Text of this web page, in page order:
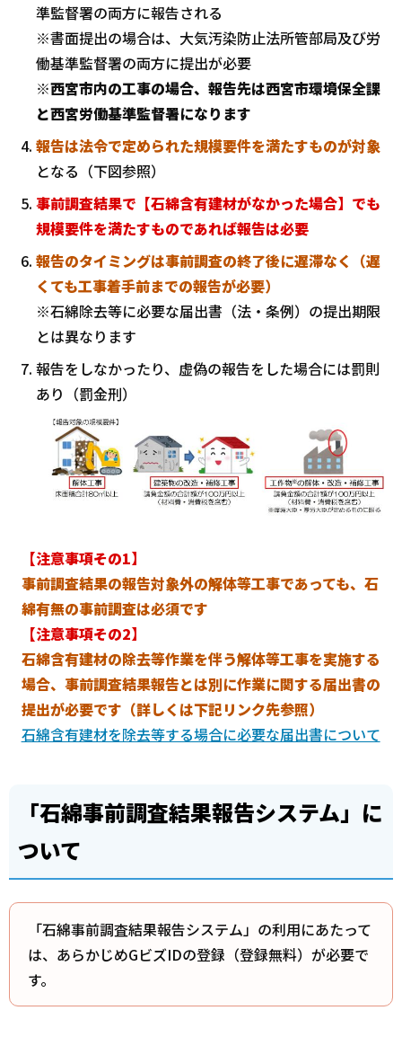
準監督署の両方に報告される
※書面提出の場合は、大気汚染防止法所管部局及び労
働基準監督署の両方に提出が必要
※西宮市内の工事の場合、報告先は西宮市環境保全課
と西宮労働基準監督署になります
報告は法令で定められた規模要件を満たすものが対象
となる（下図参照）
事前調査結果で【石綿含有建材がなかった場合】でも
規模要件を満たすものであれば報告は必要
報告のタイミングは事前調査の終了後に遅滞なく（遅
くても工事着手前までの報告が必要）
※石綿除去等に必要な届出書（法・条例）の提出期限
とは異なります
報告をしなかったり、虚偽の報告をした場合には罰則
あり（罰金刑）
【注意事項その1】
事前調査結果の報告対象外の解体等工事であっても、石
綿有無の事前調査は必須です
【注意事項その2】
石綿含有建材の除去等作業を伴う解体等工事を実施する
場合、事前調査結果報告とは別に作業に関する届出書の
提出が必要です（詳しくは下記リンク先参照）
石綿含有建材を除去等する場合に必要な届出書について
「石綿事前調査結果報告システム」に
ついて
「石綿事前調査結果報告システム」の利用にあたって
は、あらかじめGビズIDの登録（登録無料）が必要で
す。